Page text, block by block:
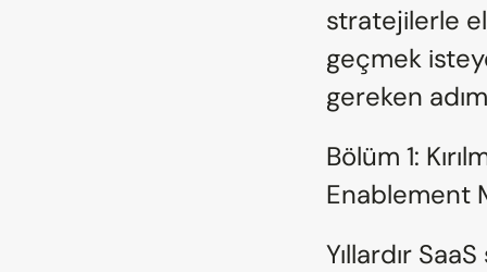
stratejilerle
geçmek
gereken
Bölüm 1:
Enablement
Yıllardır